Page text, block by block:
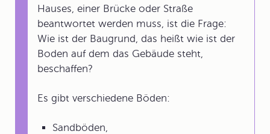
Hauses, einer Brücke oder Straße
beantwortet werden muss, ist die Frage:
Wie ist der Baugrund, das heißt wie ist der
Boden auf dem das Gebäude steht,
beschaffen?
Es gibt verschiedene Böden:
Sandböden,